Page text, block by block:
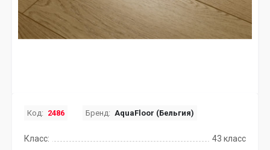
Код: 2486 Бренд: AquaFloor (Бельгия)
Класс:
43 класс